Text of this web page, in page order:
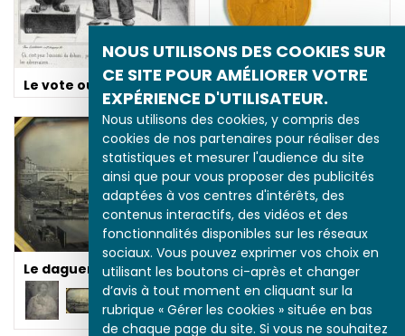
NOUS UTILISONS DES COOKIES SUR
CE SITE POUR AMÉLIORER VOTRE
EXPÉRIENCE D'UTILISATEUR.
Nous utilisons des cookies, y compris des
cookies de nos partenaires pour réaliser des
statistiques et mesurer l'audience du site
ainsi que pour vous proposer des publicités
adaptées à vos centres d'intérêts, des
contenus interactifs, des vidéos et des
fonctionnalités disponibles sur les réseaux
sociaux. Vous pouvez exprimer vos choix en
utilisant les boutons ci-après et changer
d’avis à tout moment en cliquant sur la
rubrique « Gérer les cookies » située en bas
de chaque page du site. Si vous ne souhaitez
La liberté
d'enseignement et la
loi Falloux
Le vote ou le fusil
Le daguerréotype